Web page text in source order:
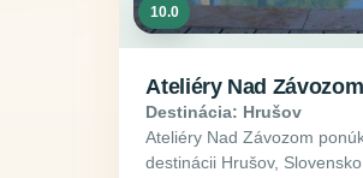
10.0
Ateliéry Nad Závozom
Destinácia: Hrušov
Ateliéry Nad Závozom
destinácii Hrušov,